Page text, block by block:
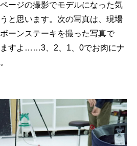
ージの撮影でモデルになった気
と思います。次の写真は、現場
ーンステーキを撮った写真で
すよ……3、2、1、0でお肉にナ